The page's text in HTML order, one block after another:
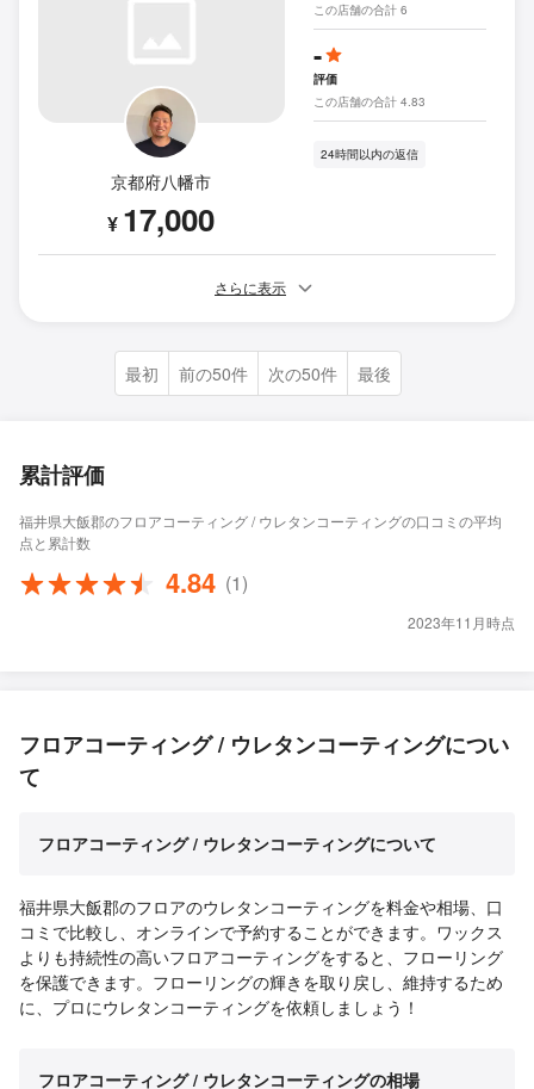
京都府八幡市
¥ 17,000
この店舗の合計 6
-
評価
この店舗の合計 4.83
24時間以内の返信
さらに表示
最初 前の50件 次の50件 最後
累計評価
福井県大飯郡のフロアコーティング / ウレタンコーティングの口コミの平均
点と累計数
4.84 (1)
2023年11月時点
フロアコーティング / ウレタンコーティングについ
て
フロアコーティング / ウレタンコーティングについて
福井県大飯郡のフロアのウレタンコーティングを料金や相場、口
コミで比較し、オンラインで予約することができます。ワックス
よりも持続性の高いフロアコーティングをすると、フローリング
を保護できます。フローリングの輝きを取り戻し、維持するため
に、プロにウレタンコーティングを依頼しましょう！
フロアコーティング / ウレタンコーティングの相場